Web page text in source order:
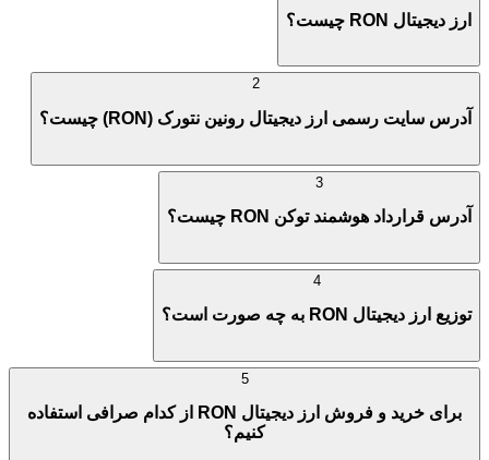
ارز دیجیتال RON چیست؟
آدرس سایت رسمی ارز دیجیتال رونین نتورک (RON) چیست؟
آدرس قرارداد هوشمند توکن RON چیست؟
توزیع ارز دیجیتال RON به چه صورت است؟
برای خرید و فروش ارز دیجیتال RON از کدام صرافی استفاده
کنیم؟